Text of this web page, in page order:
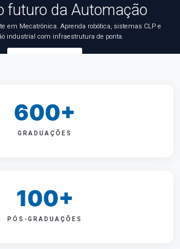
futuro da Automação
em Mecatrônica. Aprenda robótica, sistemas CLP e
industrial com infraestrutura de ponta.
600+
GRADUAÇÕES
100+
PÓS-GRADUAÇÕES